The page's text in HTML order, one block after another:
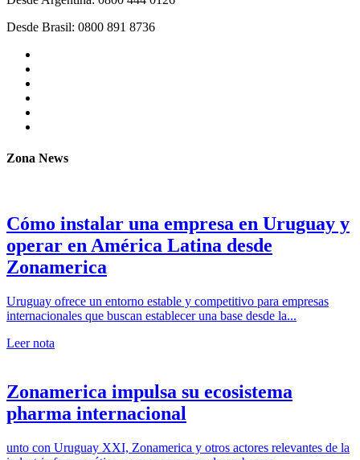
Desde Brasil: 0800 891 8736
Zona News
Cómo instalar una empresa en Uruguay y
operar en América Latina desde
Zonamerica
Uruguay ofrece un entorno estable y competitivo para empresas
internacionales que buscan establecer una base desde la...
Leer nota
Zonamerica impulsa su ecosistema
pharma internacional
unto con Uruguay XXI, Zonamerica y otros actores relevantes de la